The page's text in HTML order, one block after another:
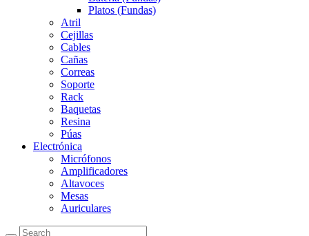
Platos (Fundas)
Atril
Cejillas
Cables
Cañas
Correas
Soporte
Rack
Baquetas
Resina
Púas
Electrónica
Micrófonos
Amplificadores
Altavoces
Mesas
Auriculares